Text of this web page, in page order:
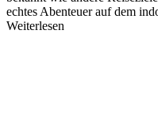
echtes Abenteuer auf dem
Weiterlesen